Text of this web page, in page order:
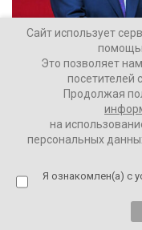
На что похожа
Дмитрий Зуев
Сайт использует
Это позволяет
посетителей
Продолжая
на
персональных
Я ознакомлен(а) с